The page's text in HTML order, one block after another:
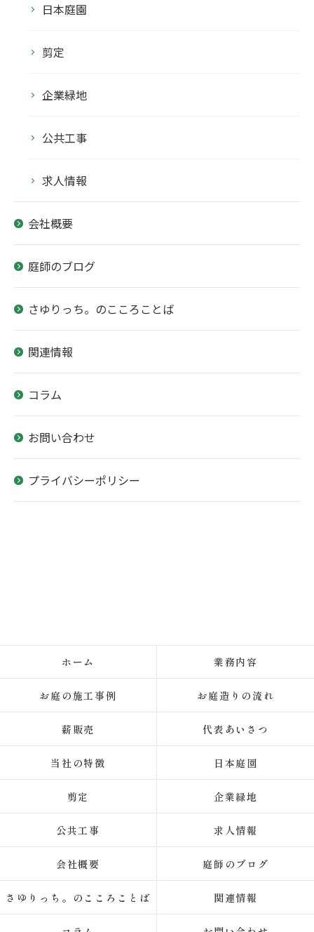
日本庭園
剪定
企業緑地
公共工事
求人情報
会社概要
庭師のブログ
さゆりっち。のこころことば
関連情報
コラム
お問い合わせ
プライバシーポリシー
ホーム 業務内容
お庭の施工事例 お庭造りの流れ
薪販売 代表あいさつ
当社の特徴 日本庭園
剪定 企業緑地
公共工事 求人情報
会社概要 庭師のブログ
さゆりっち。のこころことば 関連情報